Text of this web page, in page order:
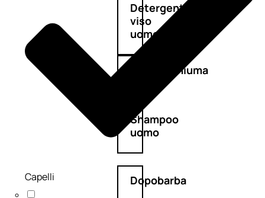
Detergente
viso
uomo
Docciaschiuma
Shampoo
uomo
Dopobarba
Capelli